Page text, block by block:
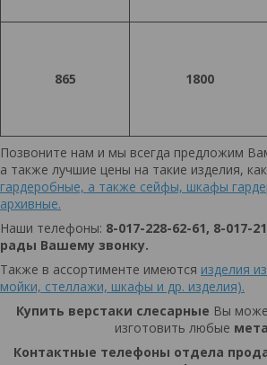
865 1800
Позвоните нам и мы всегда предложим
а также лучшие цены на такие изделия, как
гардеробные, а также сейфы, шкафы
архивные.
Наши телефоны: 8-017-228-62-61, 8-017-
рады Вашему звонку.
Также в ассортименте имеются изделия
мойки, стеллажи, шкафы и др. изделия).
Купить верстаки слесарные Вы
изготовить любые
Контактные телефоны отдела